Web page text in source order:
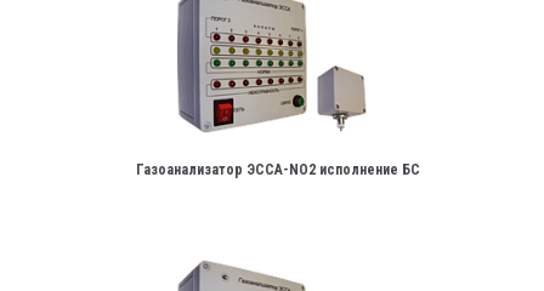
Газоанализатор ЭССА-NО2 исполнение БС